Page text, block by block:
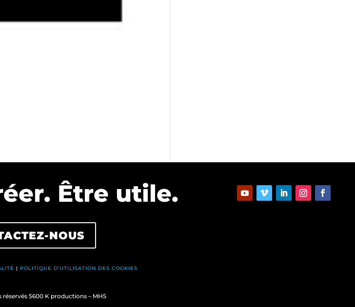
Être⁠ utile.
NOUS
| POLITIQUE D’UTILISATION DES COOKIES
réservés 5600 K productions – MH5